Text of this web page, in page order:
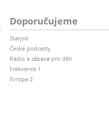
Doporučujeme
Starjob
České podcasty
Rádio a zábava pro děti
Frekvence 1
Evropa 2